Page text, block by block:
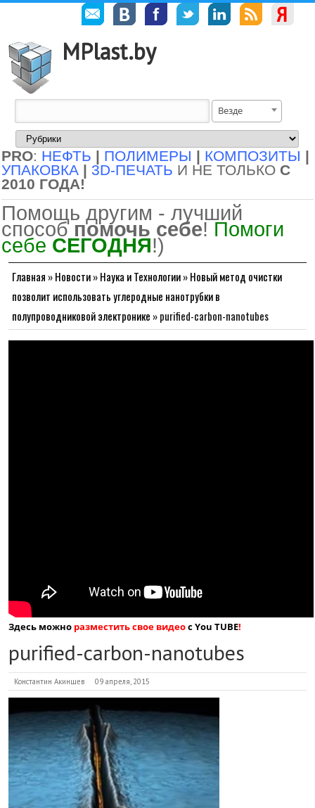
MPlast.by
Везде
PRO: НЕФТЬ | ПОЛИМЕРЫ | КОМПОЗИТЫ |
УПАКОВКА | 3D-ПЕЧАТЬ И НЕ ТОЛЬКО С
2010 ГОДА!
Помощь другим - лучший
способ помочь себе! Помоги
себе СЕГОДНЯ!)
Главная »Новости»Наука и Технологии»Новый метод очистки
позволит использовать углеродные нанотрубки в
полупроводниковой электронике »purified-carbon-nanotubes
Здесь можно разместить свое видеос You TUBE!
purified-carbon-nanotubes
Константин Акиншев 09 апреля, 2015